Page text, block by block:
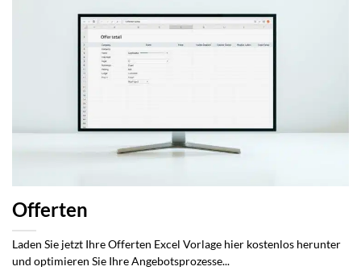
Offerten
Laden Sie jetzt Ihre Offerten Excel Vorlage hier kostenlos herunter
und optimieren Sie Ihre Angebotsprozesse...